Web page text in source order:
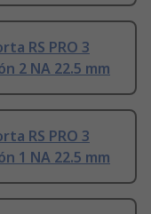
RS PRO 3
2 NA 22.5 mm
RS PRO 3
1 NA 22.5 mm